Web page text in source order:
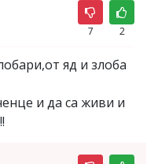
7 2
яд и злоба
и да са живи и